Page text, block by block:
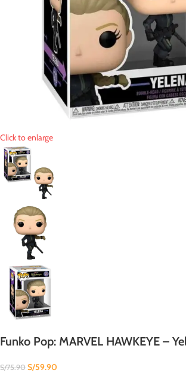
Click to enlarge
Funko Pop: MARVEL HAWKEYE –
S/75.90 S/59.90